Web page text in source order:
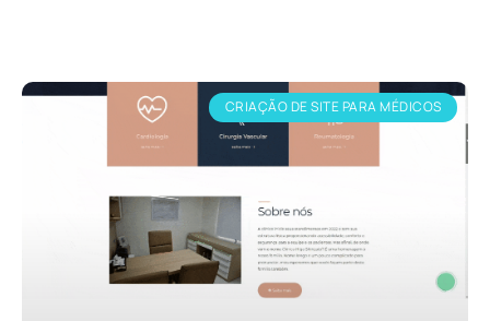
CRIAÇÃO DE SITE PARA MÉDICOS